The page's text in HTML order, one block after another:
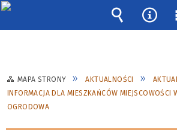
MAPA STRONY AKTUALNOŚCI
INFORMACJA DLA MIESZKAŃCÓW MIEJSCOWOŚCI
OGRODOWA